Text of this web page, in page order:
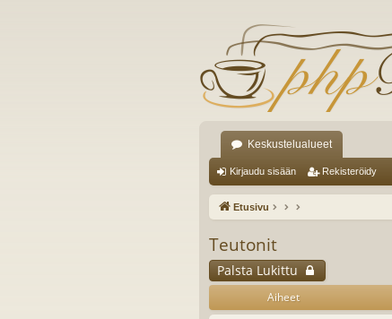
Keskustelualueet
Kirjaudu sisään Rekisteröidy
Etusivu
Teutonit
Palsta Lukittu
Aiheet